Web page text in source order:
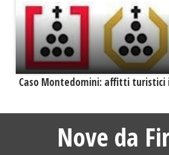
Caso Montedomini: affitti turistici
Nove da